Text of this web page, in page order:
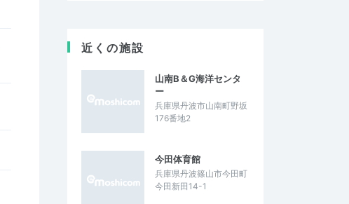
近くの施設
山南B＆G海洋センタ
ー
兵庫県丹波市山南町野坂
176番地2
今田体育館
兵庫県丹波篠山市今田町
今田新田14-1